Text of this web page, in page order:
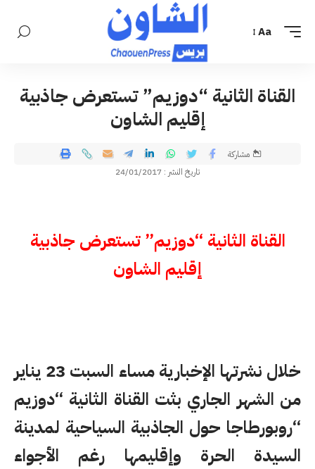
Aa
القناة الثانية “دوزيم” تستعرض جاذبية
إقليم الشاون
تاريخ النشر : 24/01/2017
مشاركة
القناة الثانية “دوزيم” تستعرض جاذبية
إقليم الشاون
خلال نشرتها الإخبارية مساء السبت 23 يناير
من الشهر الجاري بثت القناة الثانية “دوزيم
“روبورطاجا حول الجاذبية السياحية لمدينة
السيدة الحرة وإقليمها رغم الأجواء